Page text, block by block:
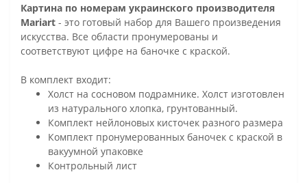
Картина по номерам украинского производителя
Mariart - это готовый набор для Вашего произведения
искусства. Все области пронумерованы и
соответствуют цифре на баночке с краской.
В комплект входит:
Холст на сосновом подрамнике. Холст изготовлен
из натурального хлопка, грунтованный.
Комплект нейлоновых кисточек разного размера
Комплект пронумерованных баночек с краской в
вакуумной упаковке
Контрольный лист